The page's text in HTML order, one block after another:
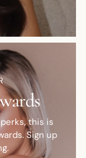
this is
Sign up